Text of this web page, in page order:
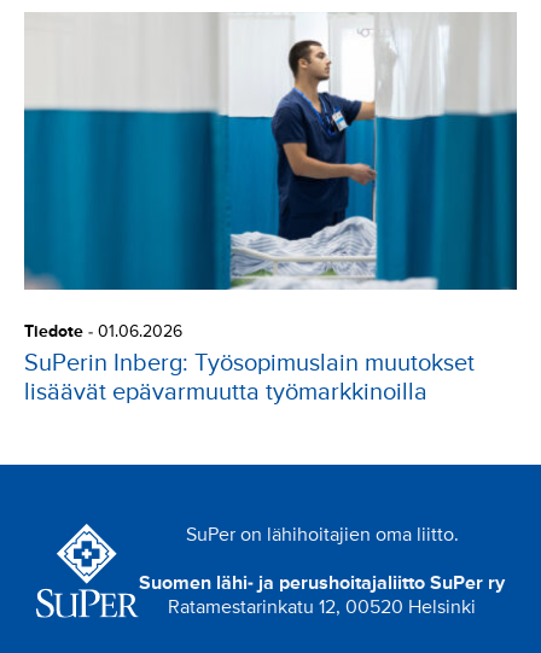
Tiedote - 01.06.2026
SuPerin Inberg: Työsopimuslain muutokset
lisäävät epävarmuutta työmarkkinoilla
SuPer on lähihoitajien oma liitto.
Suomen lähi- ja perushoitajaliitto SuPer ry
Ratamestarinkatu 12, 00520 Helsinki